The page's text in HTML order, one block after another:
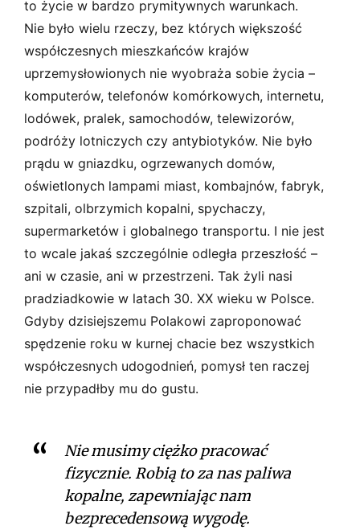
to życie w bardzo prymitywnych warunkach.
Nie było wielu rzeczy, bez których większość
współczesnych mieszkańców krajów
uprzemysłowionych nie wyobraża sobie życia –
komputerów, telefonów komórkowych, internetu,
lodówek, pralek, samochodów, telewizorów,
podróży lotniczych czy antybiotyków. Nie było
prądu w gniazdku, ogrzewanych domów,
oświetlonych lampami miast, kombajnów, fabryk,
szpitali, olbrzymich kopalni, spychaczy,
supermarketów i globalnego transportu. I nie jest
to wcale jakaś szczególnie odległa przeszłość –
ani w czasie, ani w przestrzeni. Tak żyli nasi
pradziadkowie w latach 30. XX wieku w Polsce.
Gdyby dzisiejszemu Polakowi zaproponować
spędzenie roku w kurnej chacie bez wszystkich
współczesnych udogodnień, pomysł ten raczej
nie przypadłby mu do gustu.
Nie musimy ciężko pracować
fizycznie. Robią to za nas paliwa
kopalne, zapewniając nam
bezprecedensową wygodę.